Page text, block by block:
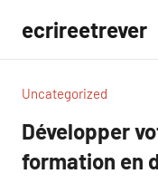
contenu
ecrireetrever
Uncategorized
Développer
formation en